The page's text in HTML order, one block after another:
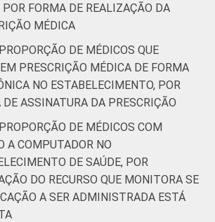
POR FORMA DE REALIZAÇÃO DA
MÉDICA
DE MÉDICOS QUE
PRESCRIÇÃO MÉDICA DE FORMA
NO ESTABELECIMENTO, POR
DE ASSINATURA DA PRESCRIÇÃO
DE MÉDICOS COM
A COMPUTADOR NO
DE SAÚDE, POR
DO RECURSO QUE MONITORA SE
A SER ADMINISTRADA ESTÁ